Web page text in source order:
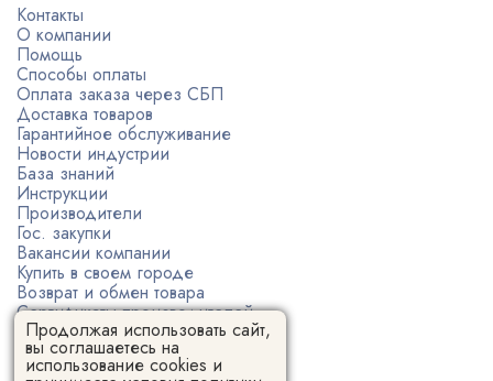
Контакты
О компании
Помощь
Способы оплаты
Оплата заказа через СБП
Доставка товаров
Гарантийное обслуживание
Новости индустрии
База знаний
Инструкции
Производители
Гос. закупки
Вакансии компании
Купить в своем городе
Возврат и обмен товара
Сертификаты производителей
Политика конфиденциальности
Пользовательское соглашение
Продолжая использовать сайт,
вы соглашаетесь на
использование cookies и